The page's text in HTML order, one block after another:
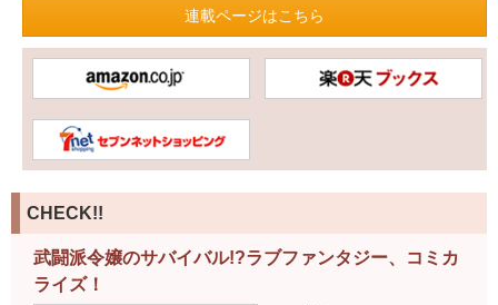
連載ページはこちら
CHECK!!
武闘派令嬢のサバイバル!?ラブファンタジー、コミカ
ライズ！